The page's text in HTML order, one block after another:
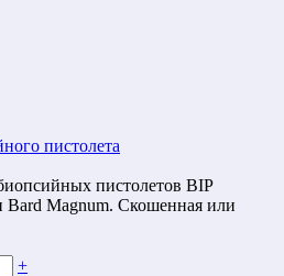
пистолета
пистолетов BIP
Bard Magnum. Скошенная или
+